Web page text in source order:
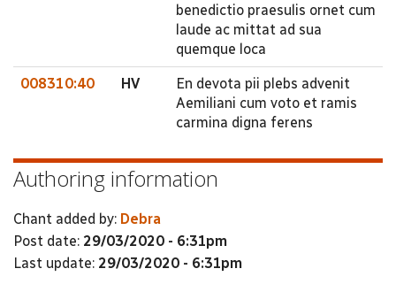
benedictio praesulis ornet cum
laude ac mittat ad sua
quemque loca
008310:40 HV
En devota pii plebs advenit
Aemiliani cum voto et ramis
carmina digna ferens
Authoring information
Chant added by: Debra
Post date: 29/03/2020 - 6:31pm
Last update: 29/03/2020 - 6:31pm